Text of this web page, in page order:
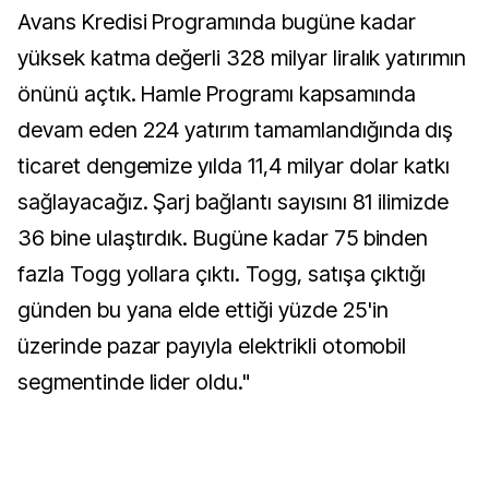
Avans Kredisi Programında bugüne kadar
yüksek katma değerli 328 milyar liralık yatırımın
önünü açtık. Hamle Programı kapsamında
devam eden 224 yatırım tamamlandığında dış
ticaret dengemize yılda 11,4 milyar dolar katkı
sağlayacağız. Şarj bağlantı sayısını 81 ilimizde
36 bine ulaştırdık. Bugüne kadar 75 binden
fazla Togg yollara çıktı. Togg, satışa çıktığı
günden bu yana elde ettiği yüzde 25'in
üzerinde pazar payıyla elektrikli otomobil
segmentinde lider oldu."